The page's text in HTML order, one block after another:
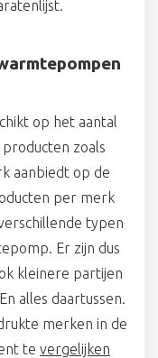
op het aantal
zoals
aanbiedt op de
per merk
typen
Er zijn dus
kleinere partijen
alles daartussen.
merken in de
te vergelijken